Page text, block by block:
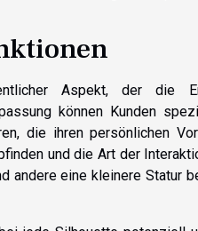
Aspekt, der die
können Kunden
die ihren persönlichen
und die Art der
andere eine kleinere Statur